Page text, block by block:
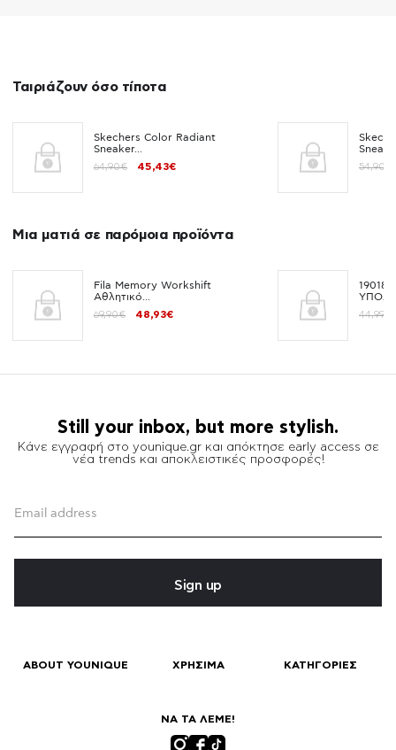
Ταιριάζουν όσο τίποτα
Skechers Color Radiant
Sneaker...
64,90€
45,43€
Snea...
54,90€
Μια ματιά σε παρόμοια προϊόντα
Fila Memory Workshift
Αθλητικό...
69,90€
48,93€
44,99€
Still your inbox, but more stylish.
Κάνε εγγραφή στο younique.gr και απόκτησε early access σε
νέα trends και αποκλειστικές προσφορές!
Sign up
ABOUT YOUNIQUE ΧΡΗΣΙΜΑ ΚΑΤΗΓΟΡΙΕΣ
ΝΑ ΤΑ ΛΕΜΕ!